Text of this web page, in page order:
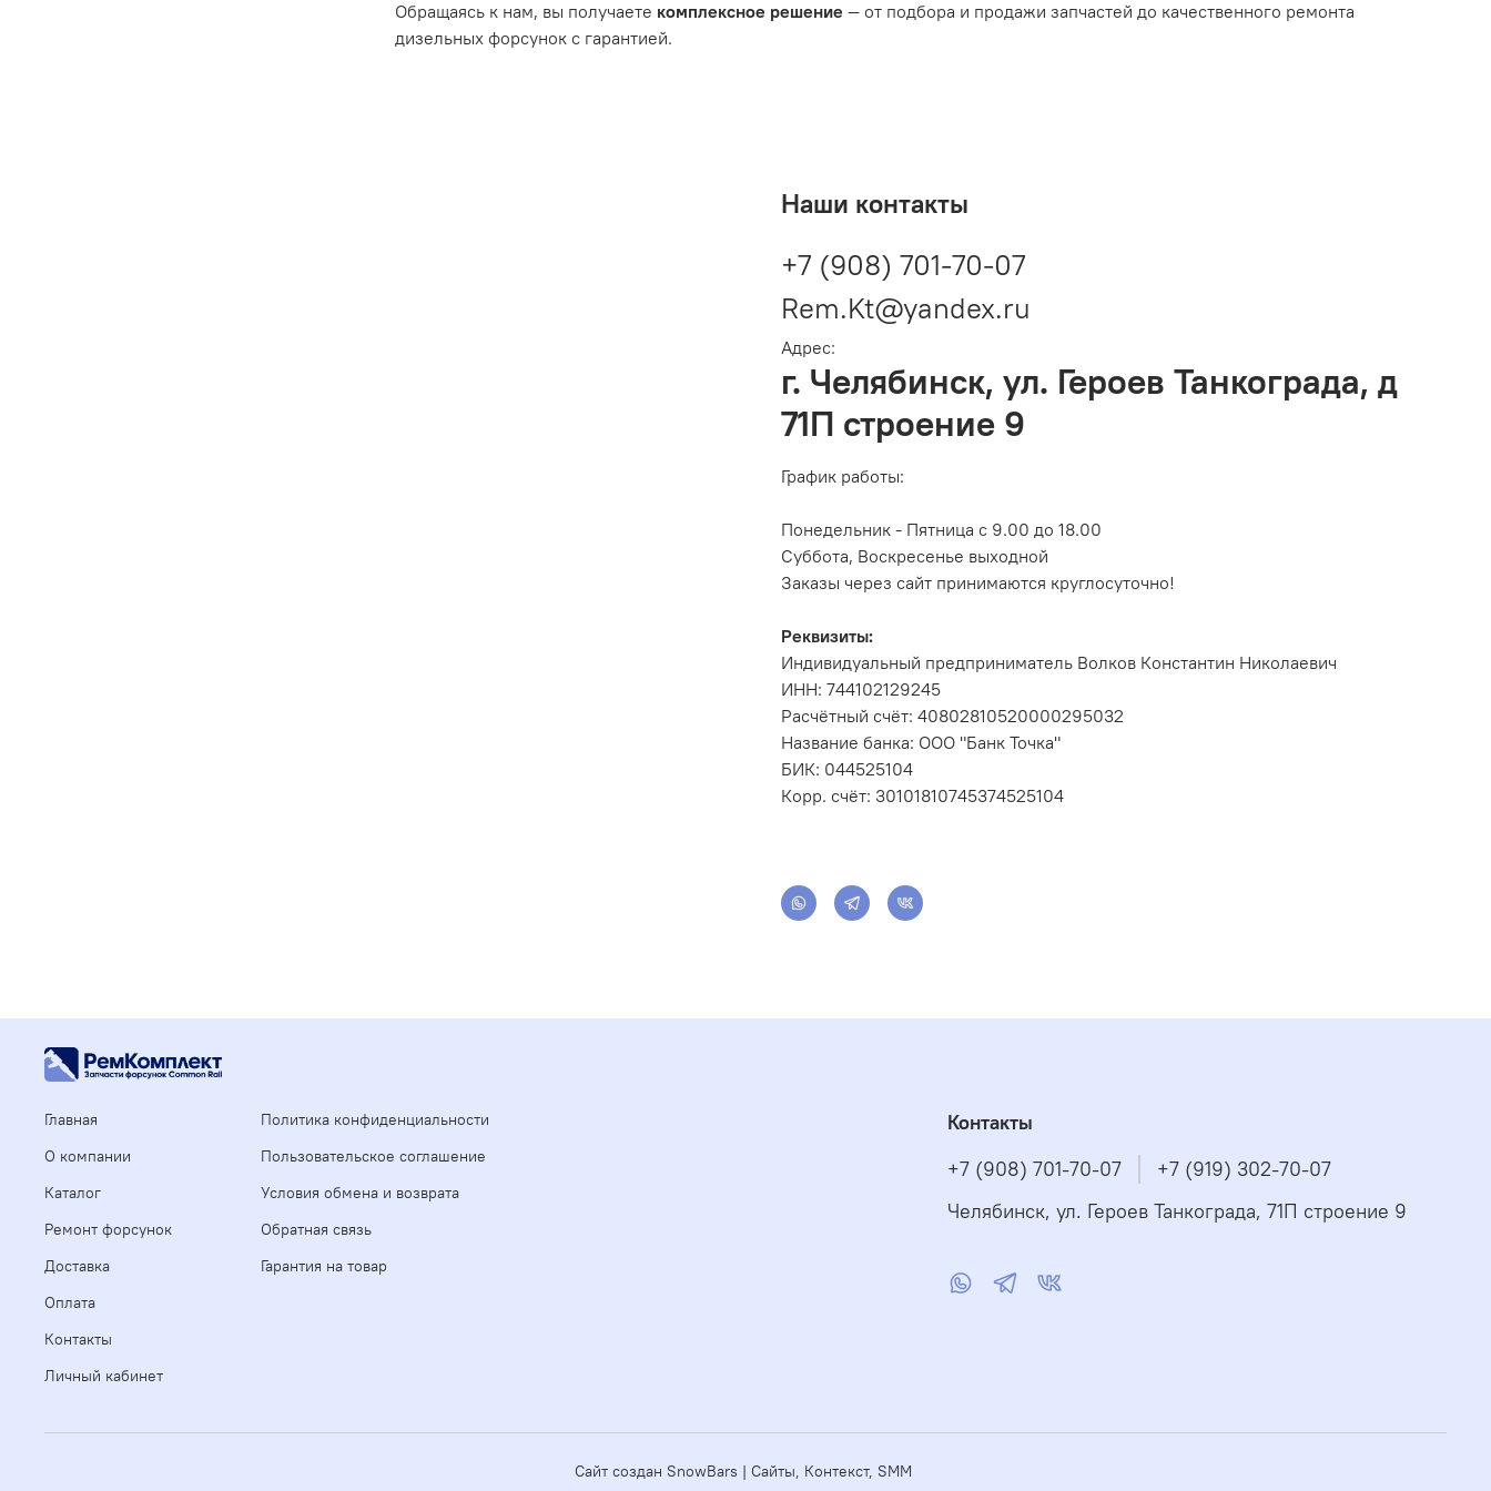
Обращаясь к нам, вы получаете комплексное решение — от подбора и продажи запчастей до качественного ремонта
дизельных форсунок с гарантией.
Наши контакты
+7 (908) 701-70-07
Rem.Kt@yandex.ru
Адрес:
г. Челябинск, ул. Героев Танкограда, д
71П строение 9
График работы:
Понедельник - Пятница с 9.00 до 18.00
Суббота, Воскресенье выходной
Заказы через сайт принимаются круглосуточно!
Реквизиты:
Индивидуальный предприниматель Волков Константин Николаевич
ИНН: 744102129245
Расчётный счёт: 40802810520000295032
Название банка: ООО "Банк Точка"
БИК: 044525104
Корр. счёт: 30101810745374525104
Главная
О компании
Каталог
Ремонт форсунок
Доставка
Оплата
Контакты
Личный кабинет
Политика конфиденциальности
Пользовательское соглашение
Условия обмена и возврата
Обратная связь
Гарантия на товар
Контакты
+7 (908) 701-70-07
+7 (919) 302-70-07
Челябинск, ул. Героев Танкограда, 71П строение 9
Сайт создан SnowBars | Сайты, Контекст, SMM